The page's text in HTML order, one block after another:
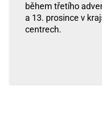
během třetího
a 13. prosince v
centrech.